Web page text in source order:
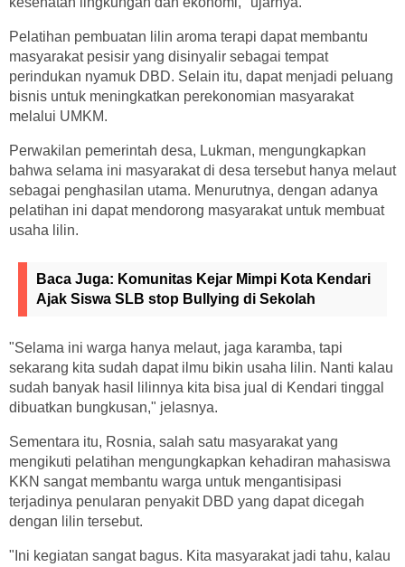
Pelatihan pembuatan lilin aroma terapi dapat membantu
masyarakat pesisir yang disinyalir sebagai tempat
perindukan nyamuk DBD. Selain itu, dapat menjadi peluang
bisnis untuk meningkatkan perekonomian masyarakat
melalui UMKM.
Perwakilan pemerintah desa, Lukman, mengungkapkan
bahwa selama ini masyarakat di desa tersebut hanya melaut
sebagai penghasilan utama. Menurutnya, dengan adanya
pelatihan ini dapat mendorong masyarakat untuk membuat
usaha lilin.
Baca Juga: Komunitas Kejar Mimpi Kota Kendari
Ajak Siswa SLB stop Bullying di Sekolah
"Selama ini warga hanya melaut, jaga karamba, tapi
sekarang kita sudah dapat ilmu bikin usaha lilin. Nanti kalau
sudah banyak hasil lilinnya kita bisa jual di Kendari tinggal
dibuatkan bungkusan," jelasnya.
Sementara itu, Rosnia, salah satu masyarakat yang
mengikuti pelatihan mengungkapkan kehadiran mahasiswa
KKN sangat membantu warga untuk mengantisipasi
terjadinya penularan penyakit DBD yang dapat dicegah
dengan lilin tersebut.
"Ini kegiatan sangat bagus. Kita masyarakat jadi tahu, kalau